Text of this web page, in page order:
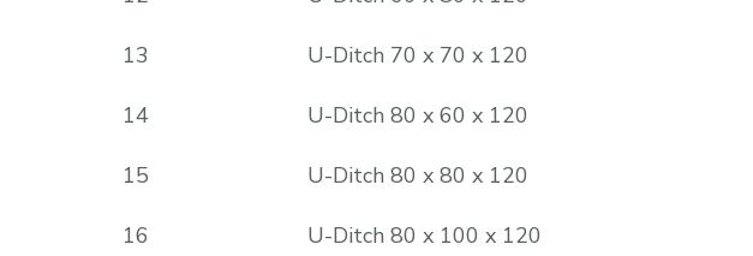
13 U-Ditch 70 x 70 x 120
14 U-Ditch 80 x 60 x 120
15 U-Ditch 80 x 80 x 120
16 U-Ditch 80 x 100 x 120